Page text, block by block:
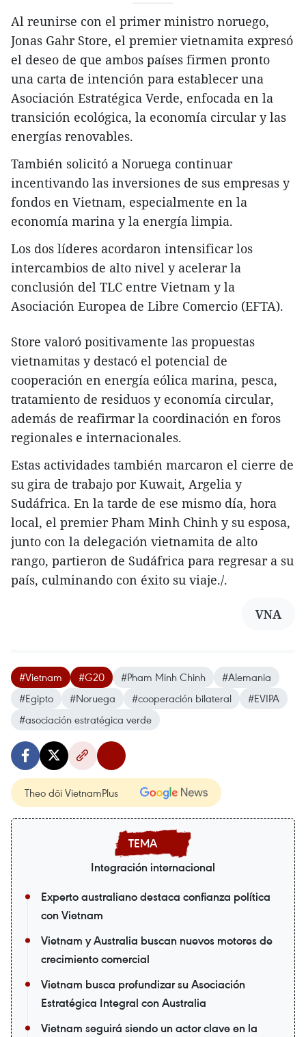
Al reunirse con el primer ministro noruego,
Jonas Gahr Store, el premier vietnamita expresó
el deseo de que ambos países firmen pronto
una carta de intención para establecer una
Asociación Estratégica Verde, enfocada en la
transición ecológica, la economía circular y las
energías renovables.
También solicitó a Noruega continuar
incentivando las inversiones de sus empresas y
fondos en Vietnam, especialmente en la
economía marina y la energía limpia.
Los dos líderes acordaron intensificar los
intercambios de alto nivel y acelerar la
conclusión del TLC entre Vietnam y la
Asociación Europea de Libre Comercio (EFTA).
Store valoró positivamente las propuestas
vietnamitas y destacó el potencial de
cooperación en energía eólica marina, pesca,
tratamiento de residuos y economía circular,
además de reafirmar la coordinación en foros
regionales e internacionales.
Estas actividades también marcaron el cierre de
su gira de trabajo por Kuwait, Argelia y
Sudáfrica. En la tarde de ese mismo día, hora
local, el premier Pham Minh Chinh y su esposa,
junto con la delegación vietnamita de alto
rango, partieron de Sudáfrica para regresar a su
país, culminando con éxito su viaje./.
VNA
#Vietnam #G20 #Pham Minh Chinh
#Alemania
#Egipto
#Noruega #cooperación bilateral
#EVIPA
#asociación estratégica verde
Theo dõi VietnamPlus
Integración internacional
Experto australiano destaca confianza política
con Vietnam
Vietnam y Australia buscan nuevos motores de
crecimiento comercial
Vietnam busca profundizar su Asociación
Estratégica Integral con Australia
Vietnam seguirá siendo un actor clave en la